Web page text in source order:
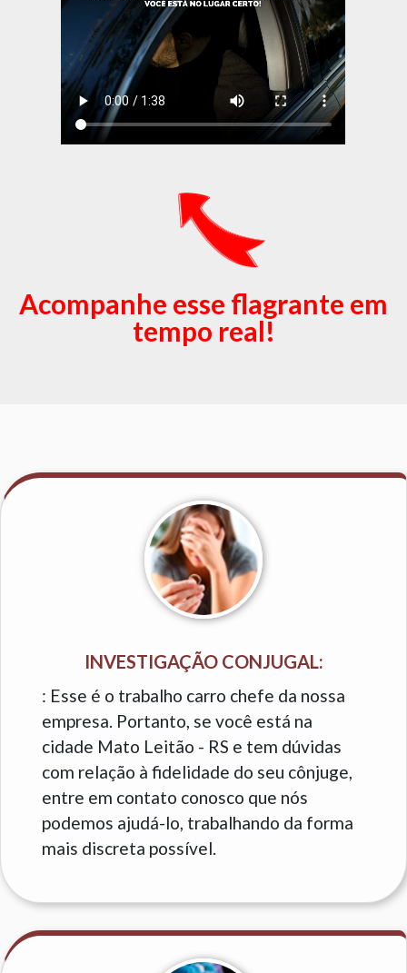
Acompanhe esse flagrante em
tempo real!
INVESTIGAÇÃO CONJUGAL:
: Esse é o trabalho carro chefe da nossa
empresa. Portanto, se você está na
cidade Mato Leitão - RS e tem dúvidas
com relação à fidelidade do seu cônjuge,
entre em contato conosco que nós
podemos ajudá-lo, trabalhando da forma
mais discreta possível.